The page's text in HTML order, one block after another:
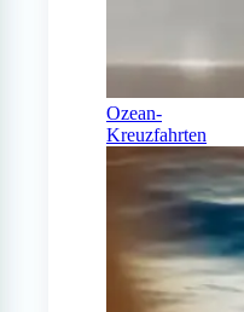
Ozean-
Kreuzfahrten